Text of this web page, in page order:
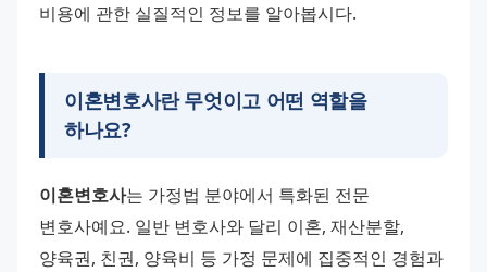
비용에 관한 실질적인 정보를 알아봅시다.
이혼변호사란 무엇이고 어떤 역할을
하나요?
이혼변호사는 가정법 분야에서 특화된 전문
변호사예요. 일반 변호사와 달리 이혼, 재산분할,
양육권, 친권, 양육비 등 가정 문제에 집중적인 경험과